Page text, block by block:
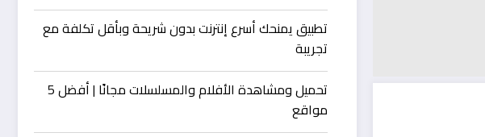
تطبيق يمنحك أسرع إنترنت بدون شريحة وبأقل تكلفة مع
تجريبة
تحميل ومشاهدة الأفلام والمسلسلات مجانًا | أفضل 5
مواقع